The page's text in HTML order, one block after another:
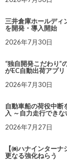
三井倉庫ホールディ
を開発・導入開始
2026年7月30日
“独自開発こだわり”
がEC自動出荷アプ
2026年7月30日
自動車船の荷役中断
入 ～自力走行でき
2026年7月27日
【㈱ハナインター
更なる強化ねらう